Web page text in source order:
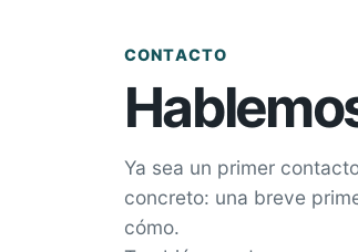
CONTACTO
Ya sea un primer
concreto: una breve
cómo.